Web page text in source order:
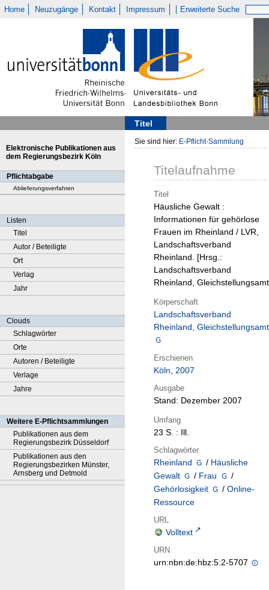
Home Neuzugänge Kontakt Impressum Erweiterte Suche
Titel
Elektronische Publikationen aus
dem Regierungsbezirk Köln
Pflichtabgabe
Ablieferungsverfahren
Listen
Titel
Autor / Beteiligte
Ort
Verlag
Jahr
Clouds
Schlagwörter
Orte
Autoren / Beteiligte
Verlage
Jahre
Weitere E-Pflichtsammlungen
Publikationen aus dem
Regierungsbezirk Düsseldorf
Publikationen aus den
Regierungsbezirken Münster,
Arnsberg und Detmold
Sie sind hier: E-Pflicht-Sammlung
Titelaufnahme
Titel
Häusliche Gewalt :
Informationen für gehörlose
Frauen im Rheinland / LVR,
Landschaftsverband
Rheinland. [Hrsg.:
Landschaftsverband
Rheinland,
Körperschaft
Landschaftsverband
Rheinland, Gleichstellungsamt
Erschienen
Köln, 2007
Ausgabe
Stand: Dezember 2007
Umfang
23 S. : Ill.
Schlagwörter
Rheinland / Häusliche
Gewalt
/ Frau
/
Gehörlosigkeit
/ Online-
Ressource
URL
Volltext
URN
urn:nbn:de:hbz:5:2-5707